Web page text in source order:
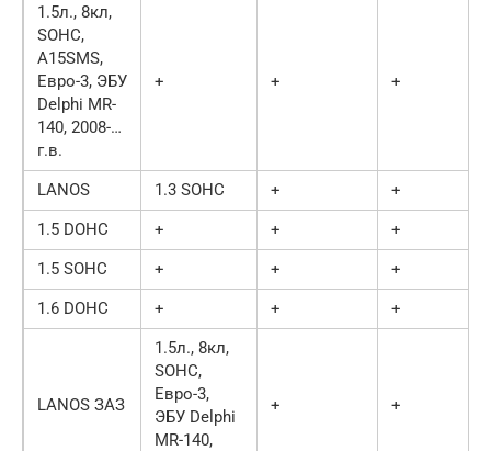
1.5л., 8кл,
SOHC,
A15SMS,
Евро-3, ЭБУ
Delphi MR-
140, 2008-…
г.в.
+ + +
LANOS 1.3 SOHC +
+
1.5 DOHC
+ +
+
1.5 SOHC
+ +
+
1.6 DOHC
+ + +
LANOS ЗАЗ
1.5л., 8кл,
SOHC,
Евро-3,
ЭБУ Delphi
MR-140,
+ +